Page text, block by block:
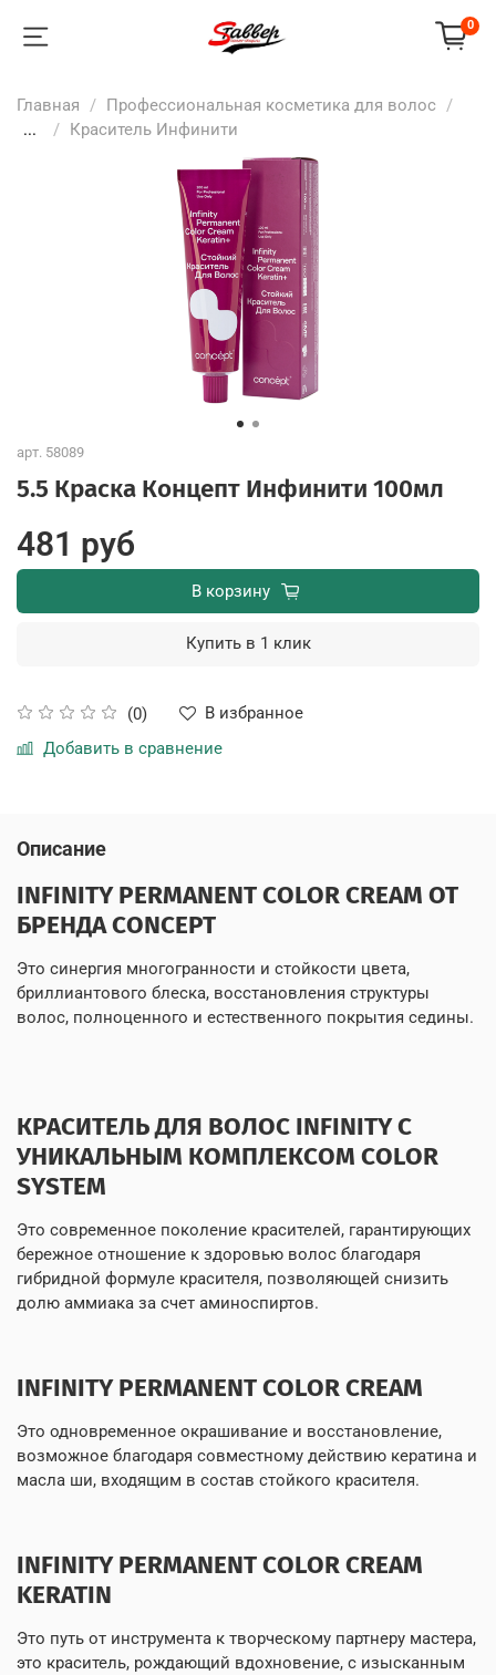
0
Главная
Профессиональная косметика для волос
...
Краситель Инфинити
арт. 58089
5.5 Краска Концепт Инфинити 100мл
(0)
В избранное
Добавить в сравнение
481 руб
В корзину
Купить в 1 клик
Описание
INFINITY PERMANENT COLOR CREAM ОТ
БРЕНДА CONCEPT
Это синергия многогранности и стойкости цвета,
бриллиантового блеска, восстановления структуры
волос, полноценного и естественного покрытия седины.
КРАСИТЕЛЬ ДЛЯ ВОЛОС INFINITY С
УНИКАЛЬНЫМ КОМПЛЕКСОМ COLOR
SYSTEM
Это современное поколение красителей, гарантирующих
бережное отношение к здоровью волос благодаря
гибридной формуле красителя, позволяющей снизить
долю аммиака за счет аминоспиртов.
INFINITY PERMANENT COLOR CREAM
Это одновременное окрашивание и восстановление,
возможное благодаря совместному действию кератина и
масла ши, входящим в состав стойкого красителя.
INFINITY PERMANENT COLOR CREAM
KERATIN
Это путь от инструмента к творческому партнеру мастера,
это краситель, рождающий вдохновение, с изысканным